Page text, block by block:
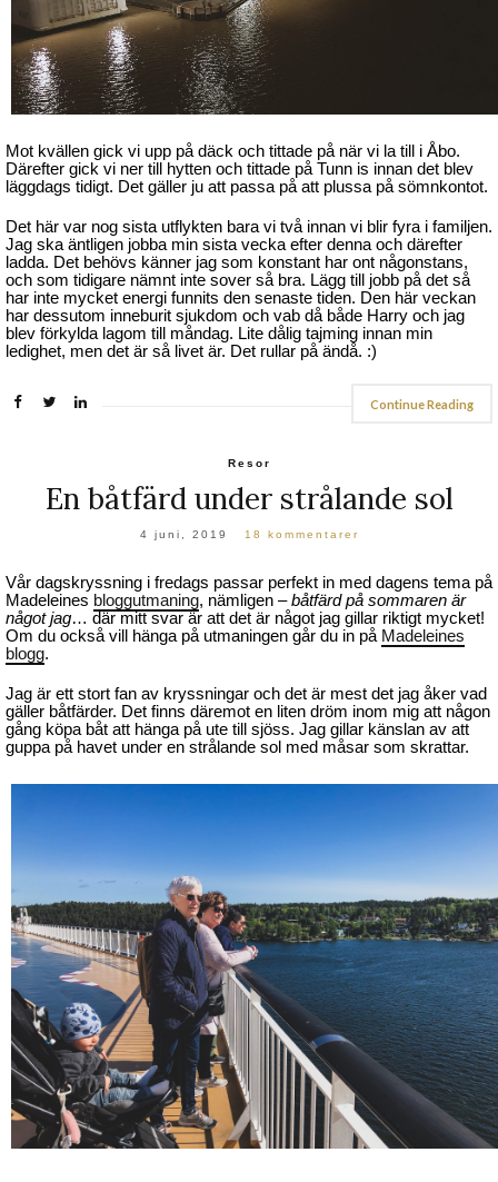
Mot kvällen gick vi upp på däck och tittade på när vi la till i Åbo.
Därefter gick vi ner till hytten och tittade på Tunn is innan det blev
läggdags tidigt. Det gäller ju att passa på att plussa på sömnkontot.
Det här var nog sista utflykten bara vi två innan vi blir fyra i familjen.
Jag ska äntligen jobba min sista vecka efter denna och därefter
ladda. Det behövs känner jag som konstant har ont någonstans,
och som tidigare nämnt inte sover så bra. Lägg till jobb på det så
har inte mycket energi funnits den senaste tiden. Den här veckan
har dessutom inneburit sjukdom och vab då både Harry och jag
blev förkylda lagom till måndag. Lite dålig tajming innan min
ledighet, men det är så livet är. Det rullar på ändå. :)
Continue Reading
Resor
En båtfärd under strålande sol
4 juni, 2019 18 kommentarer
Vår dagskryssning i fredags passar perfekt in med dagens tema på
Madeleines bloggutmaning, nämligen –båtfärd på sommaren är
något jag… där mitt svar är att det är något jag gillar riktigt mycket!
Om du också vill hänga på utmaningen går du in på Madeleines
blogg.
Jag är ett stort fan av kryssningar och det är mest det jag åker vad
gäller båtfärder. Det finns däremot en liten dröm inom mig att någon
gång köpa båt att hänga på ute till sjöss. Jag gillar känslan av att
guppa på havet under en strålande sol med måsar som skrattar.